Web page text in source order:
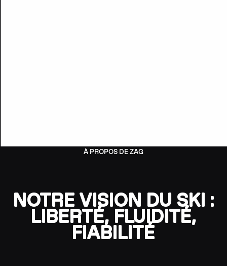
À PROPOS DE ZAG
NOTRE VISION DU SKI :
LIBERTÉ, FLUIDITÉ,
FIABILITÉ